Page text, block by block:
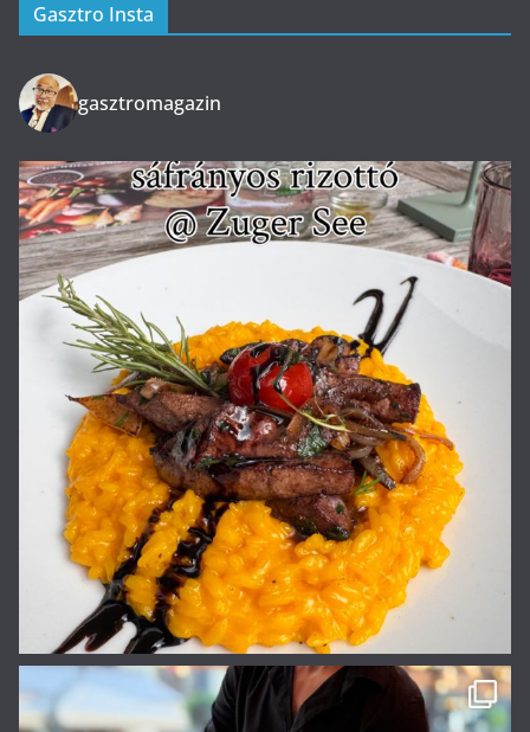
Gasztro Insta
gasztromagazin